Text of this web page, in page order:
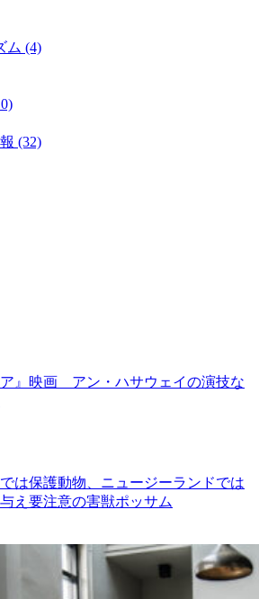
ム (4)
(32)
ア』映画 アン・ハサウェイの演技な
は保護動物、ニュージーランドでは
え要注意の害獣ポッサム